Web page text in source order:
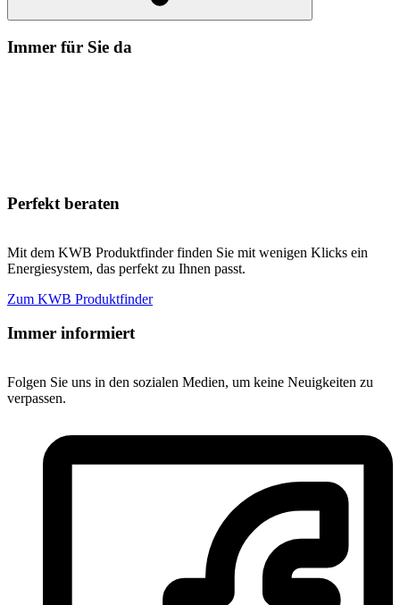
Immer für Sie da
Perfekt beraten
Mit dem KWB Produktfinder finden Sie mit wenigen Klicks ein
Energiesystem, das perfekt zu Ihnen passt.
Zum KWB Produktfinder
Immer informiert
Folgen Sie uns in den sozialen Medien, um keine Neuigkeiten zu
verpassen.